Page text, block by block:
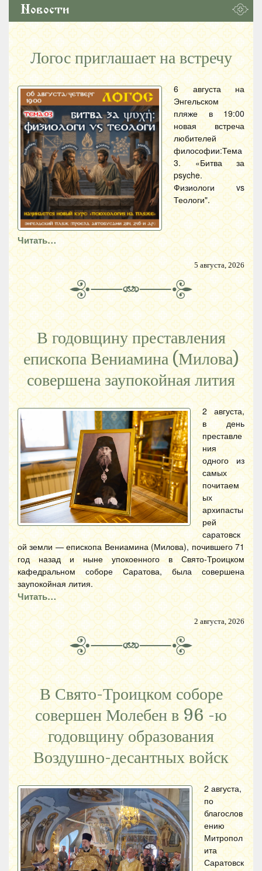
Новости
Логос приглашает на встречу
6 августа на
Энгельском
пляже в 19:00
новая встреча
любителей
философии:Тема
3. «Битва за
psyche.
Физиологи vs
Теологи".
Читать…
5 августа, 2026
В годовщину преставления
епископа Вениамина (Милова)
совершена заупокойная лития
2 августа,
в день
преставле
ния
одного из
самых
почитаем
ых
архипасты
рей
саратовск
ой земли — епископа Вениамина (Милова), почившего 71
год назад и ныне упокоенного в Свято-Троицком
кафедральном соборе Саратова, была совершена
заупокойная лития.
Читать…
2 августа, 2026
В Свято-Троицком соборе
совершен Молебен в 96 -ю
годовщину образования
Воздушно-десантных войск
2 августа,
по
благослов
ению
Митропол
ита
Саратовск